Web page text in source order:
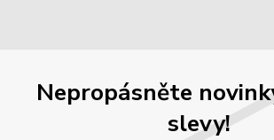
Nepropásněte
slevy!